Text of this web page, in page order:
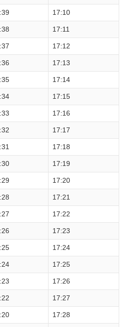
17:10
17:11
17:12
17:13
17:14
17:15
17:16
17:17
17:18
17:19
17:20
17:21
17:22
17:23
17:24
17:25
17:26
17:27
17:28